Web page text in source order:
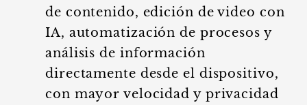
de contenido, edición de video con
IA, automatización de procesos y
análisis de información
directamente desde el dispositivo,
con mayor velocidad y privacidad